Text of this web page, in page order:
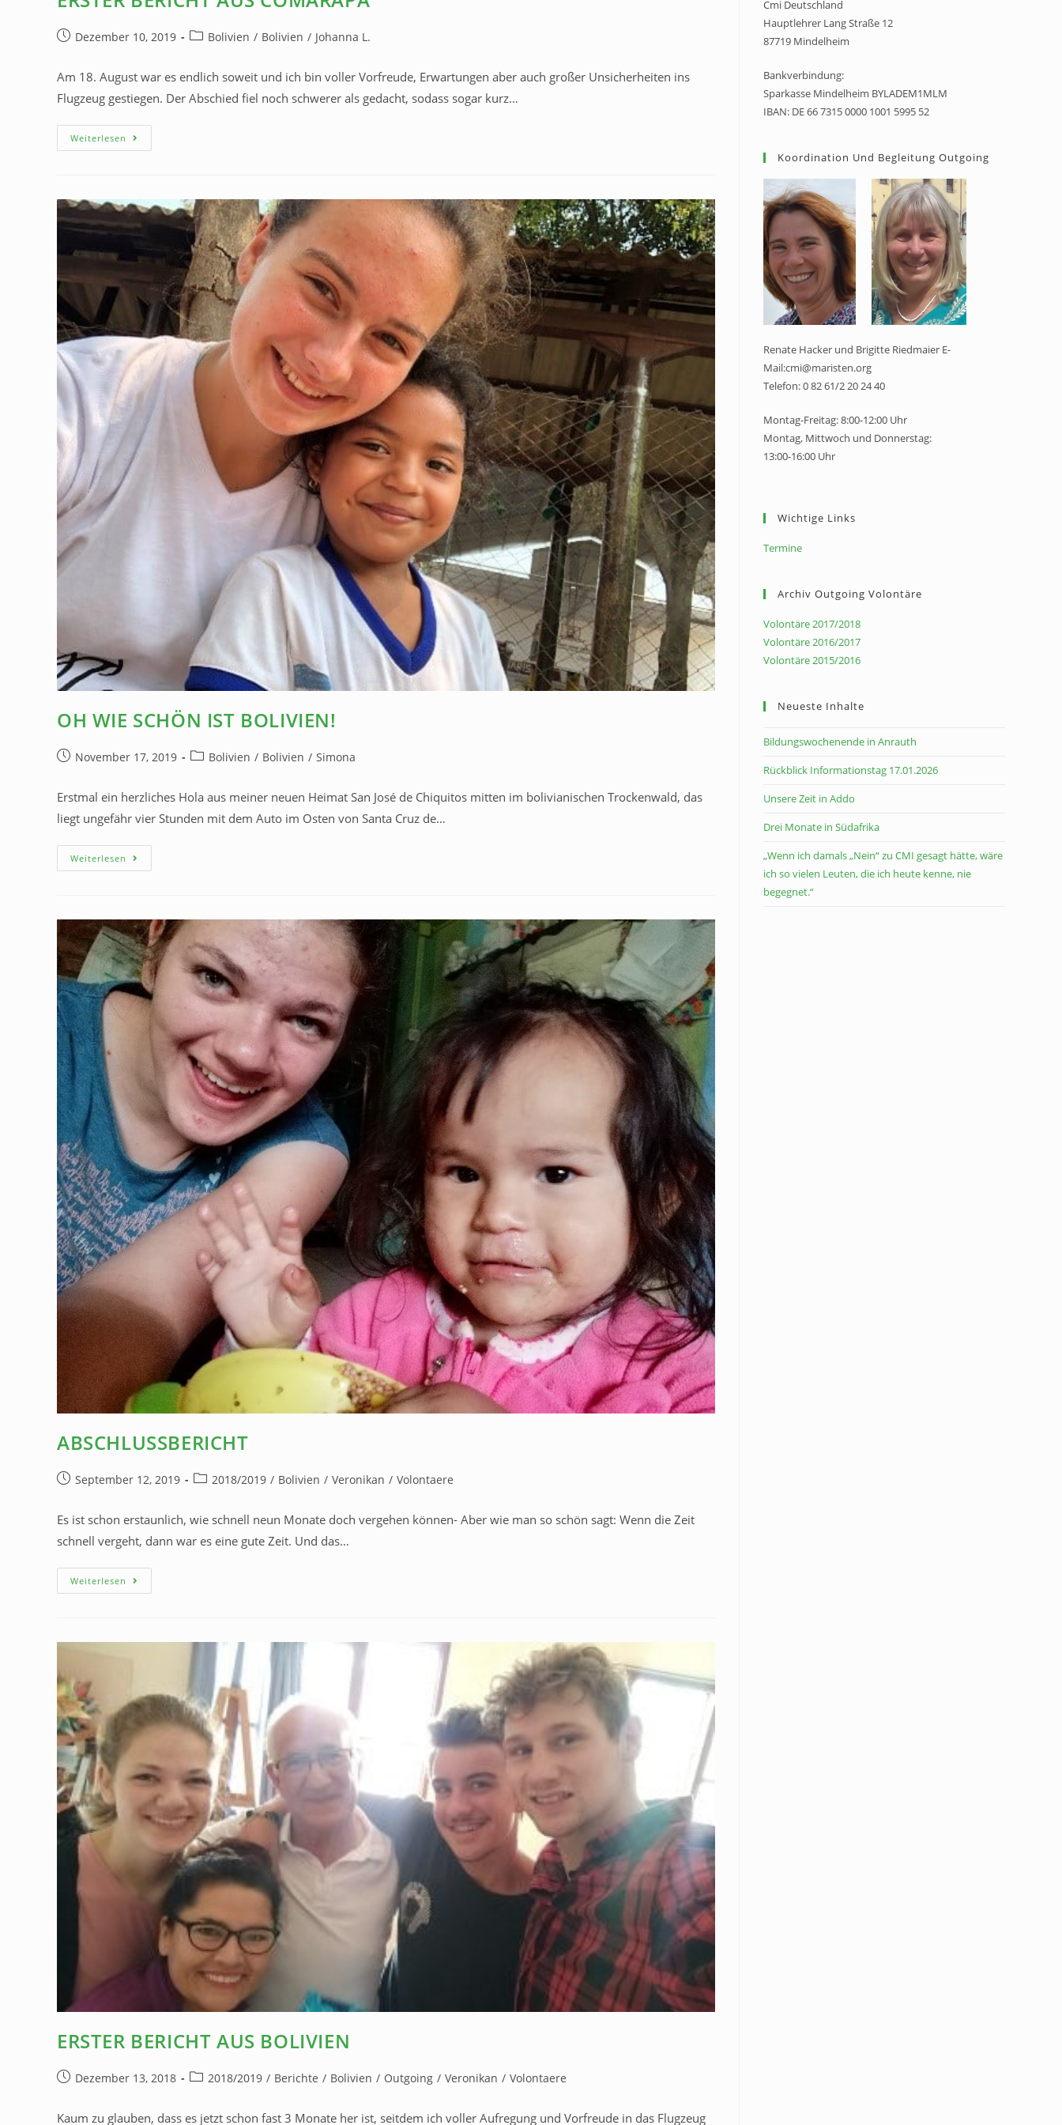
Dezember 10, 2019 Bolivien / Bolivien / Johanna L.
Am 18. August war es endlich soweit und ich bin voller Vorfreude, Erwartungen aber auch großer Unsicherheiten ins
Flugzeug gestiegen. Der Abschied fiel noch schwerer als gedacht, sodass sogar kurz…
Weiterlesen
OH WIE SCHÖN IST BOLIVIEN!
November 17, 2019 Bolivien / Bolivien / Simona
Erstmal ein herzliches Hola aus meiner neuen Heimat San José de Chiquitos mitten im bolivianischen Trockenwald, das
liegt ungefähr vier Stunden mit dem Auto im Osten von Santa Cruz de…
Weiterlesen
ABSCHLUSSBERICHT
September 12, 2019 2018/2019 / Bolivien / Veronikan / Volontaere
Es ist schon erstaunlich, wie schnell neun Monate doch vergehen können- Aber wie man so schön sagt: Wenn die Zeit
schnell vergeht, dann war es eine gute Zeit. Und das…
Weiterlesen
ERSTER BERICHT AUS BOLIVIEN
Dezember 13, 2018 2018/2019 / Berichte / Bolivien / Outgoing / Veronikan / Volontaere
Kaum zu glauben, dass es jetzt schon fast 3 Monate her ist, seitdem ich voller Aufregung und Vorfreude in das Flugzeug
Cmi Deutschland
Hauptlehrer Lang Straße 12
87719 Mindelheim
Bankverbindung:
Sparkasse Mindelheim BYLADEM1MLM
IBAN: DE 66 7315 0000 1001 5995 52
Koordination Und Begleitung Outgoing
Renate Hacker und Brigitte Riedmaier E-
Mail:cmi@maristen.org
Telefon: 0 82 61/2 20 24 40
Montag-Freitag: 8:00-12:00 Uhr
Montag, Mittwoch und Donnerstag:
13:00-16:00 Uhr
Wichtige Links
Termine
Archiv Outgoing Volontäre
Volontäre 2017/2018
Volontäre 2016/2017
Volontäre 2015/2016
Neueste Inhalte
Bildungswochenende in Anrauth
Rückblick Informationstag 17.01.2026
Unsere Zeit in Addo
Drei Monate in Südafrika
„Wenn ich damals „Nein“ zu CMI gesagt hätte, wäre
ich so vielen Leuten, die ich heute kenne, nie
begegnet.“